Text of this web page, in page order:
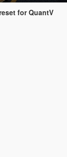
for QuantV